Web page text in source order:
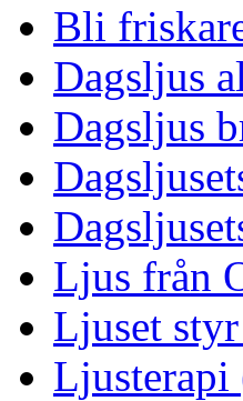
Bli
Dagsljus
Dagsljus
Ljus från
Ljuset